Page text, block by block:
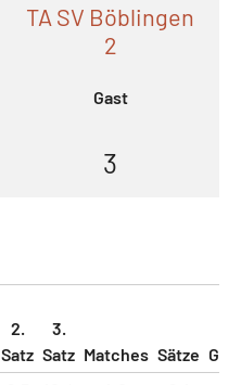
TA SV Böblingen
2
Gast
3
2.
Satz
3.
Satz Matches Sätze